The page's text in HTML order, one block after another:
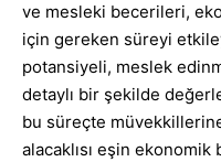
ve mesleki becerileri,
için gereken süreyi
potansiyeli, meslek
detaylı bir şekilde
bu süreçte
alacaklısı eşin ekonomik